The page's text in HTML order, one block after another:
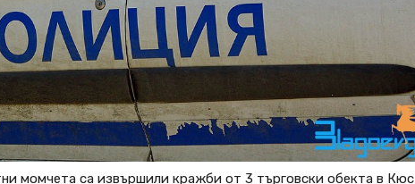
момчета са извършили кражби от 3 търговски обекта в